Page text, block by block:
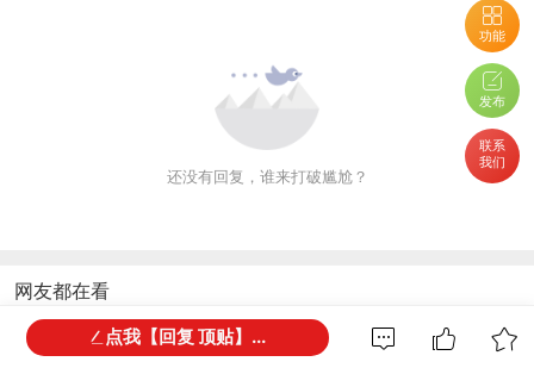
功能
发布
联系
我们
还没有回复，谁来打破尴尬？
网友都在看
家人从国内带来一些摆件 钻石. 荷花
点我【回复 顶贴】...